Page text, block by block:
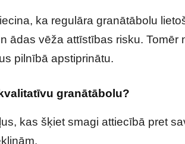
ka regulāra granātābolu
ādas vēža attīstības risku. Tomēr
pilnībā apstiprinātu.
granātābolu?
kas šķiet smagi attiecībā pret